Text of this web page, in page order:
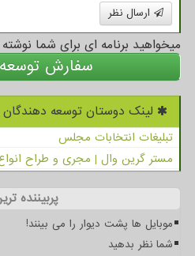
ارسال نظر
میخواهید برنامه ای برای شما
سفارش توسعه
لینک دوستان توسعه دهندگان
تبلیغات انتخابات مجلس
مستر گرین وال | مجری و طراح
پربیننده
موبایل ها پشت دیوار را می بینند!
شما نظر بدهید